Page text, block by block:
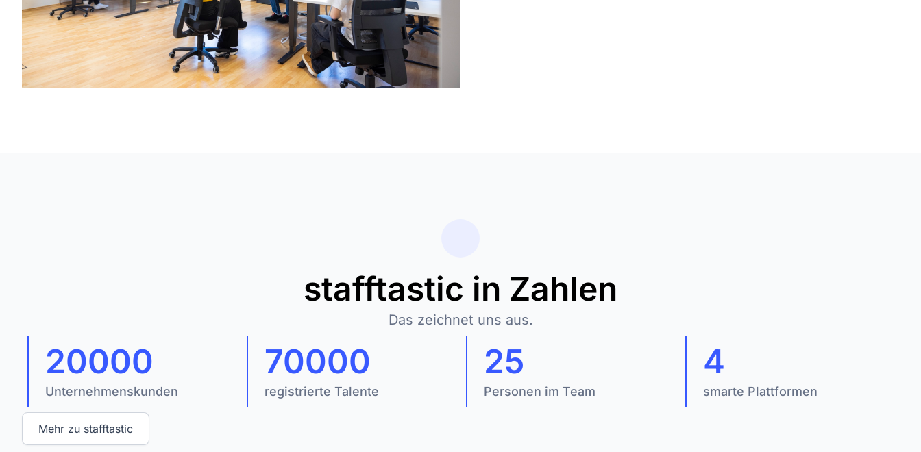
stafftastic in Zahlen
Das zeichnet uns aus.
20000
Unternehmenskunden
70000
registrierte Talente
25
Personen im Team
4
smarte Plattformen
Mehr zu stafftastic